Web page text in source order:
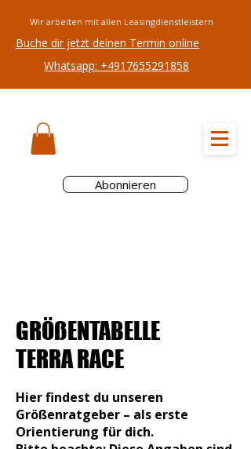
Wir arbeiten mit allen Leasingdienstleistern
Buche dir jetzt deinen Termin online
Whatsapp: +4917655291858
Abonnieren
GRÖßENTABELLE
TERRA RACE
Hier findest du unseren
Größenratgeber – als erste
Orientierung für dich.